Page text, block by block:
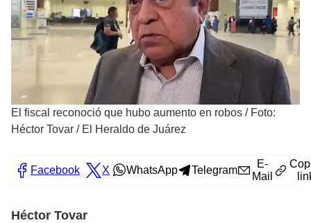
El fiscal reconoció que hubo aumento en robos / Foto:
Héctor Tovar / El Heraldo de Juárez
Facebook X WhatsApp Telegram
E-
Mail
Héctor Tovar